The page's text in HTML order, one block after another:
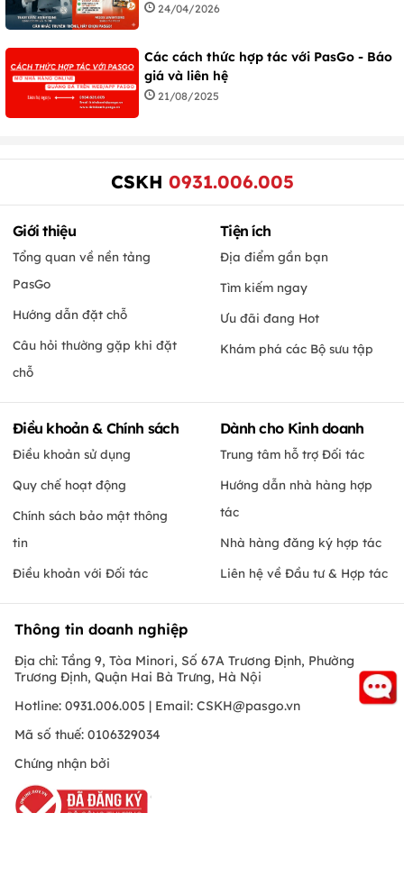
24/04/2026
Các cách thức hợp tác với PasGo - Báo
giá và liên hệ
21/08/2025
CSKH 0931.006.005
Giới thiệu
Tổng quan về nền tảng
PasGo
Hướng dẫn đặt chỗ
Câu hỏi thường gặp khi đặt
chỗ
Tiện ích
Địa điểm gần bạn
Tìm kiếm ngay
Ưu đãi đang Hot
Khám phá các Bộ sưu tập
Điều khoản & Chính sách
Điều khoản sử dụng
Quy chế hoạt động
Chính sách bảo mật thông
tin
Điều khoản với Đối tác
Dành cho Kinh doanh
Trung tâm hỗ trợ Đối tác
Hướng dẫn nhà hàng hợp
tác
Nhà hàng đăng ký hợp tác
Liên hệ về Đầu tư & Hợp tác
Thông tin doanh nghiệp
Địa chỉ: Tầng 9, Tòa Minori, Số 67A Trương Định, Phường
Trương Định, Quận Hai Bà Trưng, Hà Nội
Hotline: 0931.006.005 | Email: CSKH@pasgo.vn
Mã số thuế: 0106329034
Chứng nhận bởi